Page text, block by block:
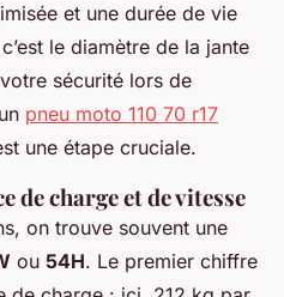
et une durée de vie
le diamètre de la jante
sécurité lors de
pneu moto 110 70 r17
une étape cruciale.
de charge et de vitesse
on trouve souvent une
ou 54H. Le premier chiffre